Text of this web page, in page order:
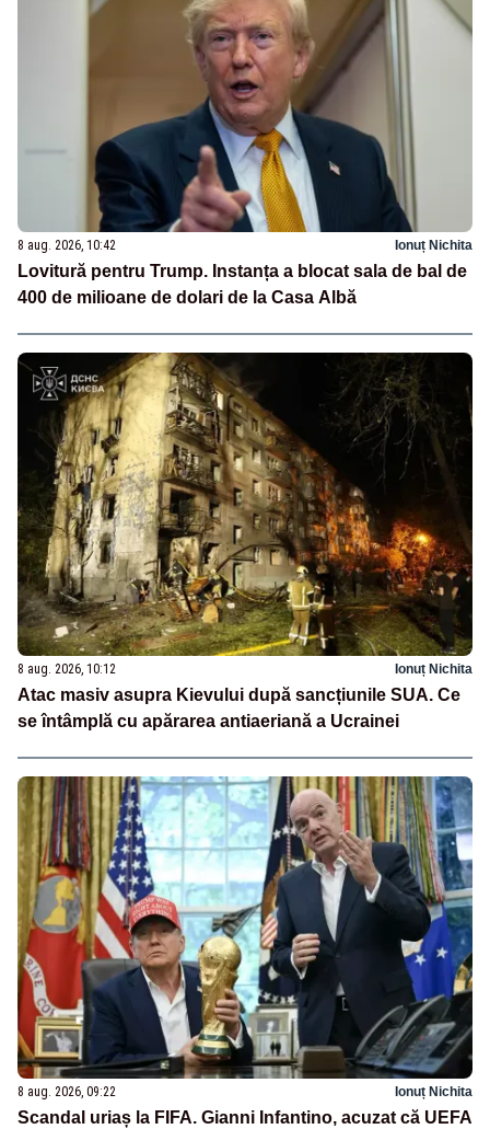
8 aug. 2026, 10:42 Ionuț Nichita
Lovitură pentru Trump. Instanța a blocat sala de bal de
400 de milioane de dolari de la Casa Albă
8 aug. 2026, 10:12 Ionuț Nichita
Atac masiv asupra Kievului după sancțiunile SUA. Ce
se întâmplă cu apărarea antiaeriană a Ucrainei
8 aug. 2026, 09:22 Ionuț Nichita
Scandal uriaș la FIFA. Gianni Infantino, acuzat că UEFA